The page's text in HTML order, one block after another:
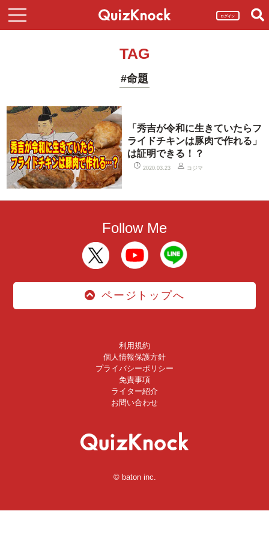
ログイン
TAG
#命題
「秀吉が令和に生きていたらフ
ライドチキンは豚肉で作れる」
は証明できる！？
2020.03.23 コジマ
Follow Me
ページトップへ
利用規約
個人情報保護方針
プライバシーポリシー
免責事項
ライター紹介
お問い合わせ
© baton inc.